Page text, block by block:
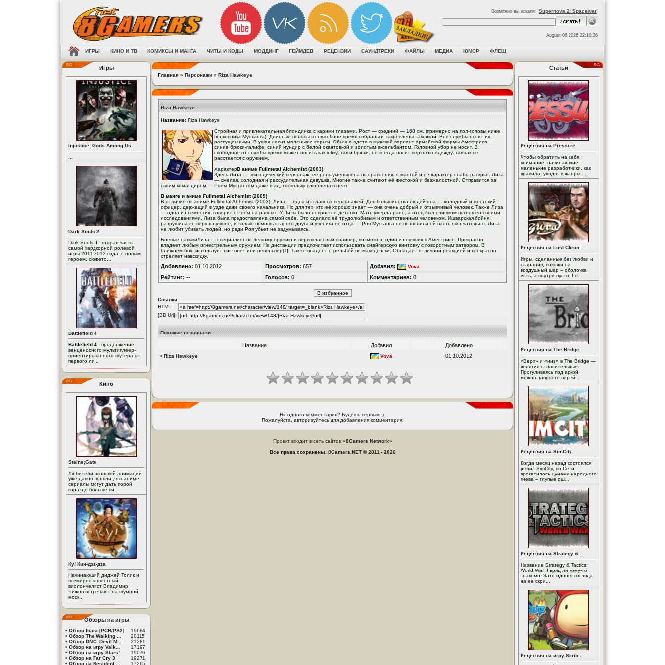
Возможно вы искали: 'Supernova 2: Spacewar'
August 06 2026 22:10:26
ИГРЫ КИНО И ТВ КОМИКСЫ И МАНГА ЧИТЫ И КОДЫ МОДДИНГ ГЕЙМДЕВ РЕЦЕНЗИИ САУНДТРЕКИ ФАЙЛЫ МЕДИА ЮМОР ФЛЕШ
Игры
Injustice: Gods Among Us
Dark Souls 2
Dark Souls II - вторая часть
самой хардкорной ролевой
игры 2011-2012 года, с новым
героем, сюжето...
Battlefield 4
Battlefield 4 - продолжение
венценосного мультиплеер-
ориентированного шутера от
первого ли...
Кино
Steins;Gate
Любители японской анимации
уже давно поняли ,что аниме
сериалы могут дать порой
гораздо больше пи...
Ку! Кин-дза-дза
Начинающий диджей Толик и
всемирно известный
виолончелист Владимир
Чижов встречают на шумной
моск...
Обзоры на игры
• Обзор Ibara [PCB/PS2]
19684
• Обзор The Walking ...
20115
• Обзор DMC: Devil M...
21281
• Обзор на игру Valk...
17197
• Обзор на игру Stars!
19076
• Обзор на Far Cry 3
19271
• Обзор на Resident ... 17265
Главная » Персонажи » Riza Hawkeye
Riza Hawkeye
Название: Riza Hawkeye
Стройная и привлекательная блондинка с карими глазами. Рост — средний — 168 см. (примерно на пол-головы ниже
полковника Мустанга). Длинные волосы в служебное время собраны и закреплены заколкой. Вне службы носит их
распущенными. В ушах носит маленькие серьги. Обычно одета в мужской вариант армейской формы Аместриса —
синие брюки-галифе, синий мундир с белой окантовкой и золотым аксельбантом. Головной убор не носит. В
свободное от службы время может носить как юбку, так и брюки, но всегда носит верхнюю одежду, так как не
расстается с оружием.
ХарактерВ аниме Fullmetal Alchemist (2003)
Здесь Лиза — эпизодический персонаж, её роль уменьшена по сравнению с мангой и её характер слабо раскрыт. Лиза
— смелая, холодная и рассудительная девушка. Многие также считают её жестокой и безжалостной. Отправится за
своим командиром — Роем Мустангом даже в ад, поскольку влюблена в него.
В манге и аниме Fullmetal Alchemist (2009)
В отличие от аниме Fullmetal Alchemist (2003), Лиза — одна из главных персонажей. Для большинства людей она — холодный и жестокий
офицер, держащий в узде даже своего начальника. Но для тех, кто её хорошо знает — она очень добрый и отзывчивый человек. Также Лиза
— одна из немногих, говорит с Роем на равных. У Лизы было непростое детство. Мать умерла рано, а отец был слишком поглощен своими
исследованиями. Лиза была предоставлена самой себе. Это сделало её трудолюбивым и ответственным человеком. Ишварская бойня
разрушила её веру в лучшее, и только помощь старого друга и ученика её отца — Роя Мустанга не позволила ей пасть окончательно. Лиза
не любит убивать людей, но ради Роя убьет не задумываясь.
Боевые навыкиЛиза — специалист по легкому оружию и первоклассный снайпер, возможно, один из лучших в Аместрисе. Прекрасно
владеет любым огнестрельным оружием. На дистанции предпочитает использовать снайперскую винтовку с поворотным затвором. В
ближнем бою использует пистолет или револьвер[1]. Также владеет стрельбой по-македонски. Обладает отличной реакцией и прекрасно
стреляет навскидку.
Добавлено: 01.10.2012 Просмотров: 657 Добавил: Vova
Рейтинг: -- Голосов: 0 Комментариев: 0
Ссылки
HTML:
[BB Url]:
Похожие персонажи
Название Добавил
Добавлено
• Riza Hawkeye Vova 01.10.2012
Ни одного комментария? Будешь первым :).
Пожалуйста, авторизуйтесь для добавления комментария.
Проект входит в сеть сайтов «8Gamers Network»
Все права сохранены. 8Gamers.NET © 2011 - 2026
Статьи
Рецензия на Pressure
Чтобы обратить на себя
внимание, начинающие
маленькие разработчики, как
правило, уходят в жанры, ...
Рецензия на Lost Chron...
Игры, сделанные без любви и
старания, похожи на
воздушный шар – оболочка
есть, а внутри пусто. Lo...
Рецензия на The Bridge
«Верх» и «низ» в The Bridge —
понятия относительные.
Прогуливаясь под аркой,
можно запросто перей...
Рецензия на SimCity
Когда месяц назад состоялся
релиз SimCity, по Сети
прокатилось цунами народного
гнева – глупые ош...
Рецензия на Strategy &...
Название Strategy & Tactics:
World War II вряд ли кому-то
знакомо. Зато одного взгляда
на ее скри...
Рецензия на игру Scrib...